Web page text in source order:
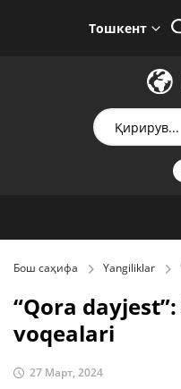
Тошкент
Бош саҳифа Yangiliklar
“Qora
voqealari
27 Март, 2024